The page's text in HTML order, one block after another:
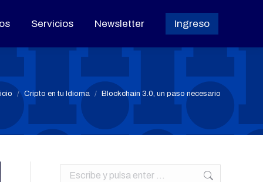
Servicios Newsletter Ingreso
aquí:
Cripto en tu Idioma Blockchain 3.0, un paso necesario
Buscar:
Servicios Newsletter Ingreso